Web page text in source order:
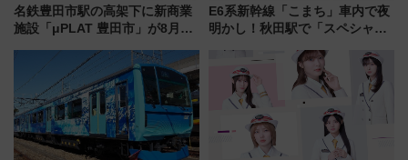
名鉄豊田市駅の高架下に新商業
施設「μPLAT 豊田市」が8月26
たな玄関口へ
E6系新幹線「こまち」車内で夜
明かし！秋田駅で「スペシャル